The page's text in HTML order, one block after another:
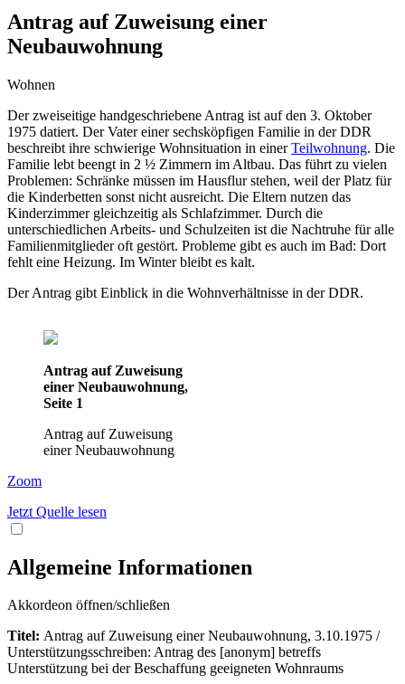
Antrag auf Zuweisung einer
Neubauwohnung
Wohnen
Der zweiseitige handgeschriebene Antrag ist auf den 3. Oktober
1975 datiert. Der Vater einer sechsköpfigen Familie in der DDR
beschreibt ihre schwierige Wohnsituation in einerTeilwohnung. Die
Familie lebt beengt in 2 ½ Zimmern im Altbau. Das führt zu vielen
Problemen: Schränke müssen im Hausflur stehen, weil der Platz für
die Kinderbetten sonst nicht ausreicht. Die Eltern nutzen das
Kinderzimmer gleichzeitig als Schlafzimmer. Durch die
unterschiedlichen Arbeits- und Schulzeiten ist die Nachtruhe für alle
Familienmitglieder oft gestört. Probleme gibt es auch im Bad: Dort
fehlt eine Heizung. Im Winter bleibt es kalt.
Der Antrag gibt Einblick in die Wohnverhältnisse in der DDR.
Antrag auf Zuweisung
einer Neubauwohnung,
Seite 1
Antrag auf Zuweisung
einer Neubauwohnung
Zoom
Jetzt Quelle lesen
Allgemeine Informationen
Akkordeon öffnen/schließen
Titel: Antrag auf Zuweisung einer Neubauwohnung, 3.10.1975 /
Unterstützungsschreiben: Antrag des [anonym] betreffs
Unterstützung bei der Beschaffung geeigneten Wohnraums